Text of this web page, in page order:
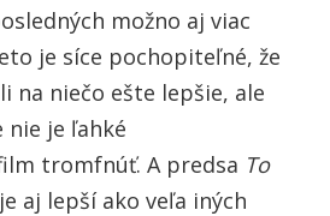
možno aj viac
je síce pochopiteľné, že
na niečo ešte lepšie, ale
nie je ľahké
tromfnúť. A predsa To
aj lepší ako veľa iných